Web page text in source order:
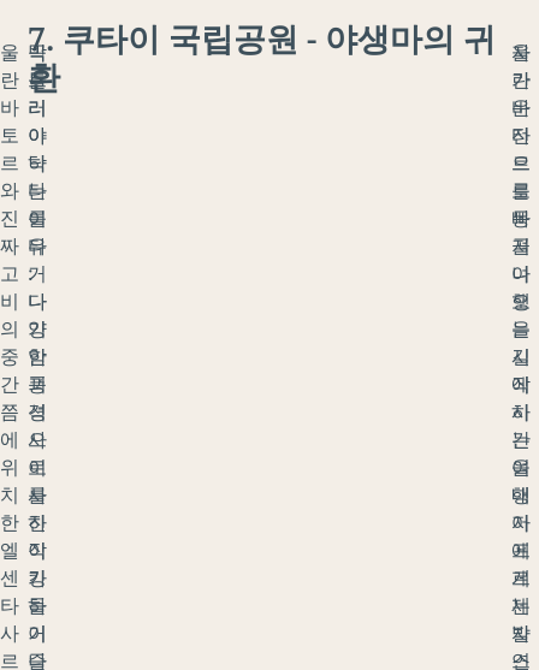
울
란
바
토
르
와
진
짜
고
비
의
중
간
쯤
에
위
치
한
엘
센
타
사
르
박
트
리
아
낙
타
를
타
거
나
기
암
괴
석
사
이
를
하
이
킹
하
거
나
꼭
들
러
야
하
는
이
유
:
다
양
한
풍
경
으
로
사
진
작
가
들
이
즐
7. 쿠타이 국립공원 - 야생마의 귀
환
울
란
바
타
르
를
빠
져
나
오
는
길
에
시
간
을
내
어
프
르
제
발
스
자
가
운
전
으
로
몽
골
여
행
을
시
작
하
는
여
행
자
에
게
는
자
연